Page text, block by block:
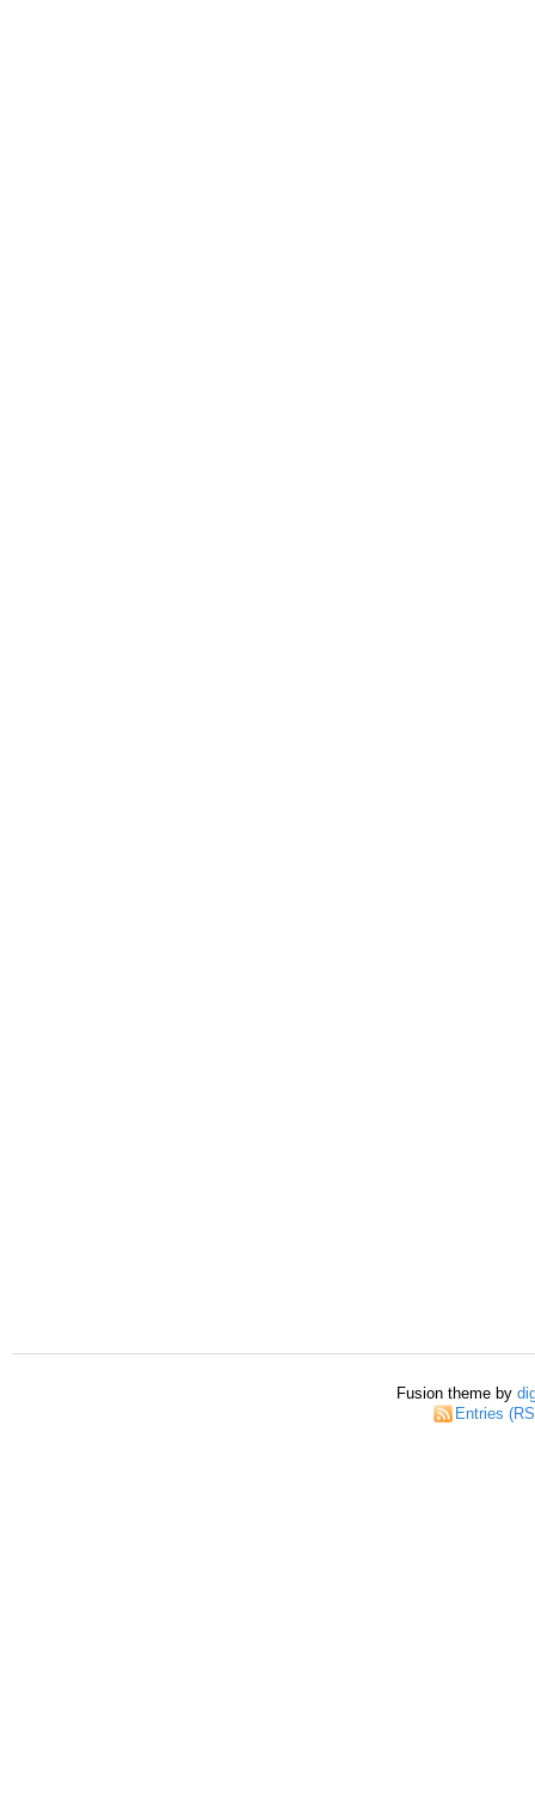
Fusion theme by
Entries